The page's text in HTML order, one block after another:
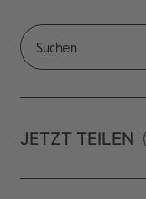
JETZT TEILEN